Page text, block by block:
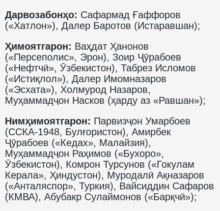
Дарвозабонҳо: Сафармад Ғаффоров
(«Хатлон»), Далер Баротов (Истаравшан);
Ҳимоятгарон: Ваҳдат Ҳанонов
(«Персеполис», Эрон), Зоир Ҷӯрабоев
(«Нефтчӣ», Ӯзбекистон), Табрез Исломов
(«Истиқлол»), Далер Имомназаров
(«Эсхата»), Холмурод Назаров,
Муҳаммадҷон Насков (ҳарду аз «Равшан»);
Нимҳимоятгарон: Парвизҷон Умарбоев
(ССКА-1948, Булғористон), Амирбек
Ҷӯрабоев («Кедах», Малайзия),
Муҳаммадҷон Раҳимов («Бухоро»,
Ӯзбекистон), Комрон Турсунов («Гокулам
Керала», Ҳиндустон), Муродалӣ Ақназаров
(«Анталяспор», Туркия), Вайсиддин Сафаров
(КМВА), Абубакр Сулаймонов («Барқчӣ»);